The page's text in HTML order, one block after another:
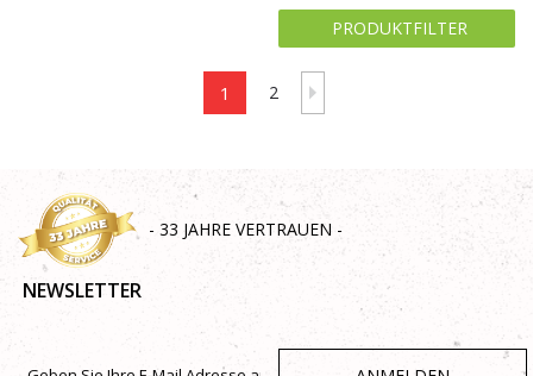
PRODUKTFILTER
1 2
- 33 JAHRE VERTRAUEN -
NEWSLETTER